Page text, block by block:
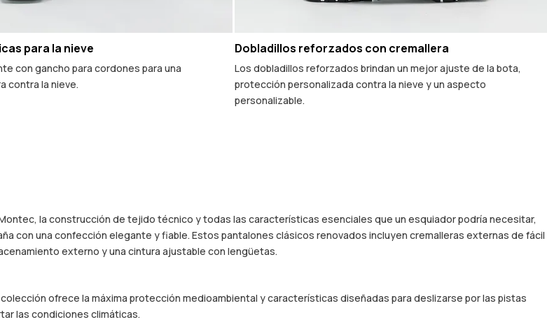
para la nieve
con gancho para cordones para una
contra la nieve.
Dobladillos reforzados con cremallera
Los dobladillos reforzados brindan un mejor ajuste de la bota,
protección personalizada contra la nieve y un aspecto
personalizable.
la construcción de tejido técnico y todas las características esenciales que un esquiador podría necesitar,
con una confección elegante y fiable. Estos pantalones clásicos renovados incluyen cremalleras externas de fácil
externo y una cintura ajustable con lengüetas.
ofrece la máxima protección medioambiental y características diseñadas para deslizarse por las pistas
las condiciones climáticas.